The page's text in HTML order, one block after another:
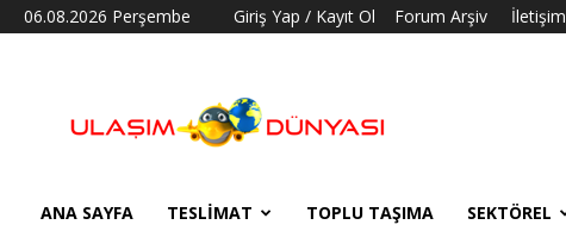
06.08.2026 Perşembe Giriş Yap / Kayıt Ol Forum Arşiv İletişim
Dünyası
ANA SAYFA TESLIMAT TOPLU TAŞIMA SEKTÖREL